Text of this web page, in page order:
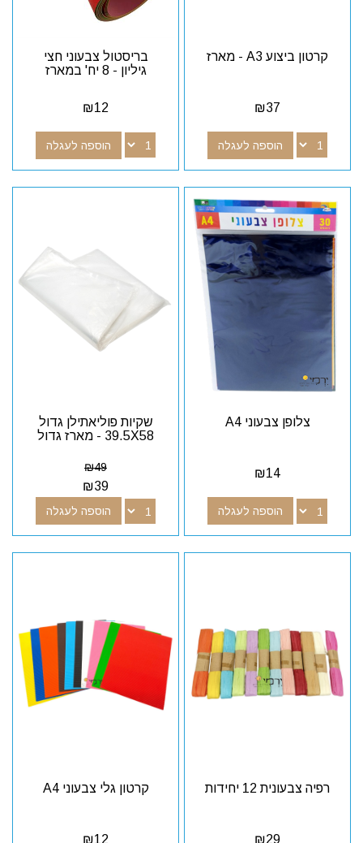
קרטון ביצוע A3 - מארז
₪37
הוספה לעגלה
בריסטול צבעוני חצי
גיליון - 8 יח' במארז
₪12
הוספה לעגלה
צלופן צבעוני A4
₪14
הוספה לעגלה
שקיות פוליאתילן גדול
39.5X58 - מארז גדול
₪49
₪39
הוספה לעגלה
רפיה צבעונית 12 יחידות
₪29
קרטון גלי צבעוני A4
₪12